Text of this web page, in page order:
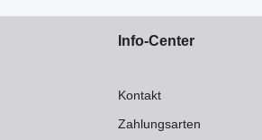
Info-Center
Kontakt
Zahlungsarten